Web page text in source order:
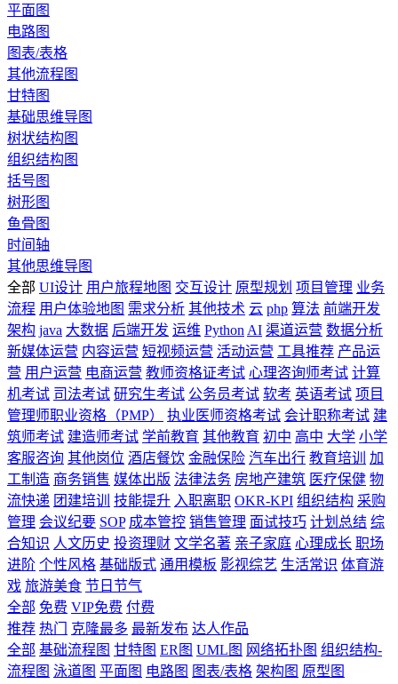
平面图
电路图
图表/表格
其他流程图
甘特图
基础思维导图
树状结构图
组织结构图
括号图
树形图
鱼骨图
时间轴
其他思维导图
全部 UI设计 用户旅程地图 交互设计 原型规划 项目管理 业务
流程 用户体验地图 需求分析 其他技术 云 php 算法 前端开发
架构 java 大数据 后端开发 运维 Python AI 渠道运营 数据分析
新媒体运营 内容运营 短视频运营 活动运营 工具推荐 产品运
营 用户运营 电商运营 教师资格证考试 心理咨询师考试 计算
机考试 司法考试 研究生考试 公务员考试 软考 英语考试 项目
管理师职业资格（PMP）
执业医师资格考试 会计职称考试 建
筑师考试 建造师考试 学前教育 其他教育 初中 高中 大学 小学
客服咨询 其他岗位 酒店餐饮 金融保险 汽车出行 教育培训
加
工制造 商务销售 媒体出版 法律法务 房地产建筑 医疗保健 物
流快递 团建培训 技能提升 入职离职 OKR-KPI 组织结构 采购
管理 会议纪要 SOP 成本管控 销售管理 面试技巧 计划总结 综
合知识 人文历史 投资理财 文学名著 亲子家庭 心理成长 职场
进阶 个性风格 基础版式 通用模板 影视综艺 生活常识 体育游
戏 旅游美食 节日节气
全部 免费 VIP免费 付费
推荐 热门 克隆最多 最新发布 达人作品
全部 基础流程图 甘特图 ER图 UML图 网络拓扑图 组织结构-
流程图 泳道图 平面图 电路图 图表/表格 架构图 原型图